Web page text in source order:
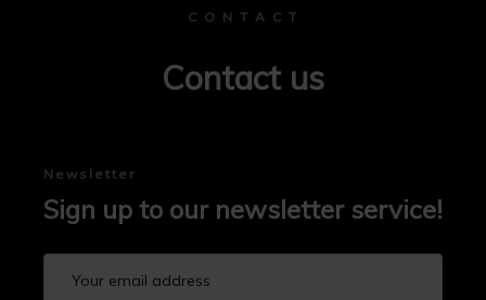
C O N T A C T
Contact us
Newsletter
Sign up to our newsletter service!